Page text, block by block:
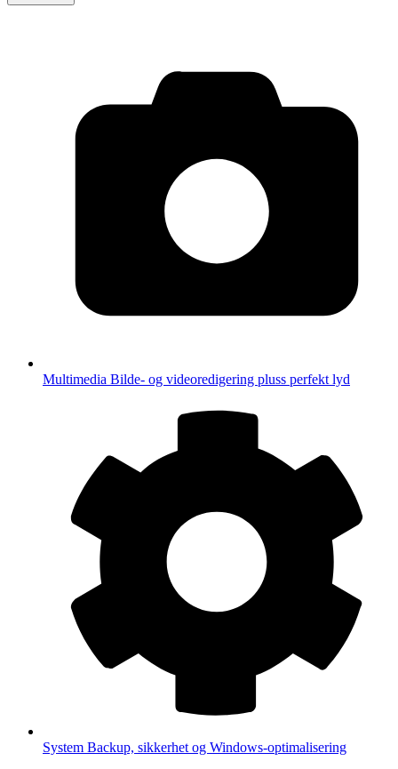
Multimedia Bilde- og videoredigering pluss perfekt lyd
System Backup, sikkerhet og Windows-optimalisering